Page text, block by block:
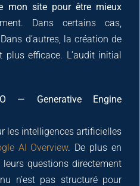
mon site pour être mieux
Dans certains cas,
d’autres, la création de
efficace. L’audit initial
— Generative Engine
les intelligences artificielles
AI Overview. De plus en
questions directement
n’est pas structuré pour